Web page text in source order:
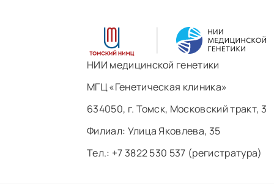
НИИ медицинской генетики
МГЦ «Генетическая клиника»
634050, г. Томск, Московский тракт, 3
Филиал: ​Улица Яковлева, 35
Тел.: +7 3822 530 537 (регистратура)